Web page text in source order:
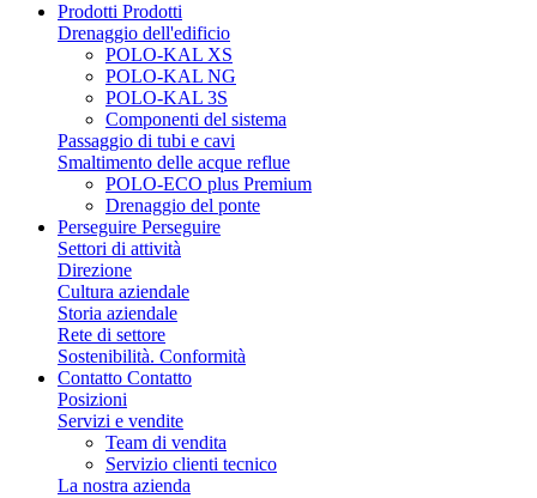
Prodotti Prodotti
Drenaggio dell'edificio
POLO-KAL XS
POLO-KAL NG
POLO-KAL 3S
Componenti del sistema
Passaggio di tubi e cavi
Smaltimento delle acque reflue
POLO-ECO plus Premium
Drenaggio del ponte
Perseguire Perseguire
Settori di attività
Direzione
Cultura aziendale
Storia aziendale
Rete di settore
Sostenibilità. Conformità
Contatto Contatto
Posizioni
Servizi e vendite
Team di vendita
Servizio clienti tecnico
La nostra azienda